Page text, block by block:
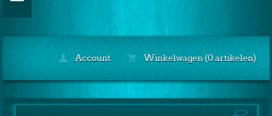
Account Winkelwagen (0 artikelen)